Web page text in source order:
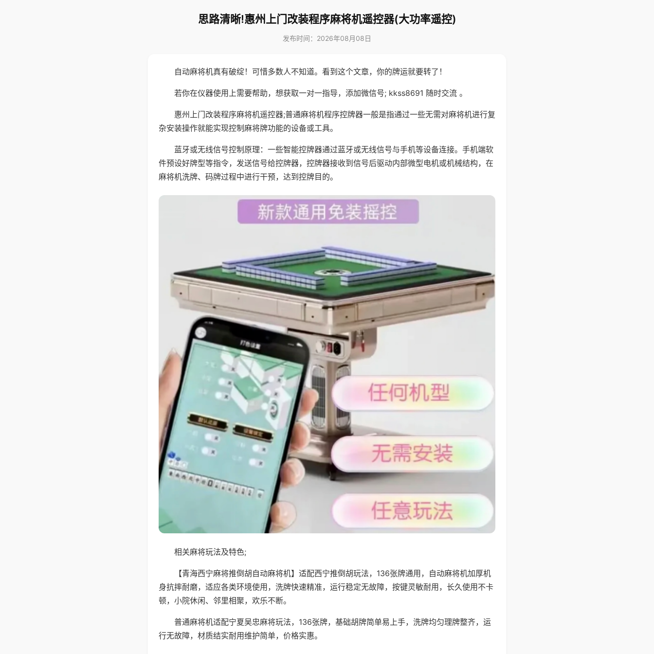
思路清晰!惠州上门改装程序麻将机遥控器(大功率遥控)
发布时间：2026年08月08日
自动麻将机真有破绽！可惜多数人不知道。看到这个文章，你的牌运就要转了！
若你在仪器使用上需要帮助，想获取一对一指导，添加微信号; kkss8691 随时交流 。
惠州上门改装程序麻将机遥控器;普通麻将机程序控牌器一般是指通过一些无需对麻将机进行复
杂安装操作就能实现控制麻将牌功能的设备或工具。
蓝牙或无线信号控制原理：一些智能控牌器通过蓝牙或无线信号与手机等设备连接。手机端软
件预设好牌型等指令，发送信号给控牌器，控牌器接收到信号后驱动内部微型电机或机械结构，在
麻将机洗牌、码牌过程中进行干预，达到控牌目的。
相关麻将玩法及特色;
【青海西宁麻将推倒胡自动麻将机】适配西宁推倒胡玩法，136张牌通用，自动麻将机加厚机
身抗摔耐磨，适应各类环境使用，洗牌快速精准，运行稳定无故障，按键灵敏耐用，长久使用不卡
顿，小院休闲、邻里相聚，欢乐不断。
普通麻将机适配宁夏吴忠麻将玩法，136张牌，基础胡牌简单易上手，洗牌均匀理牌整齐，运
行无故障，材质结实耐用维护简单，价格实惠。